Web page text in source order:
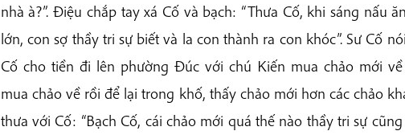
nhà à?”. Điệu chắp tay xá Cố và bạch: “Thưa Cố, khi sáng nấu
lớn, con sợ thầy tri sự biết và la con thành ra con khóc”. Sư Cố
Cố cho tiền đi lên phường Đúc với chú Kiến mua chảo mới về
mua chảo về rồi để lại trong khố, thấy chảo mới hơn các chảo
thưa với Cố: “Bạch Cố, cái chảo mới quá thế nào thầy tri sự